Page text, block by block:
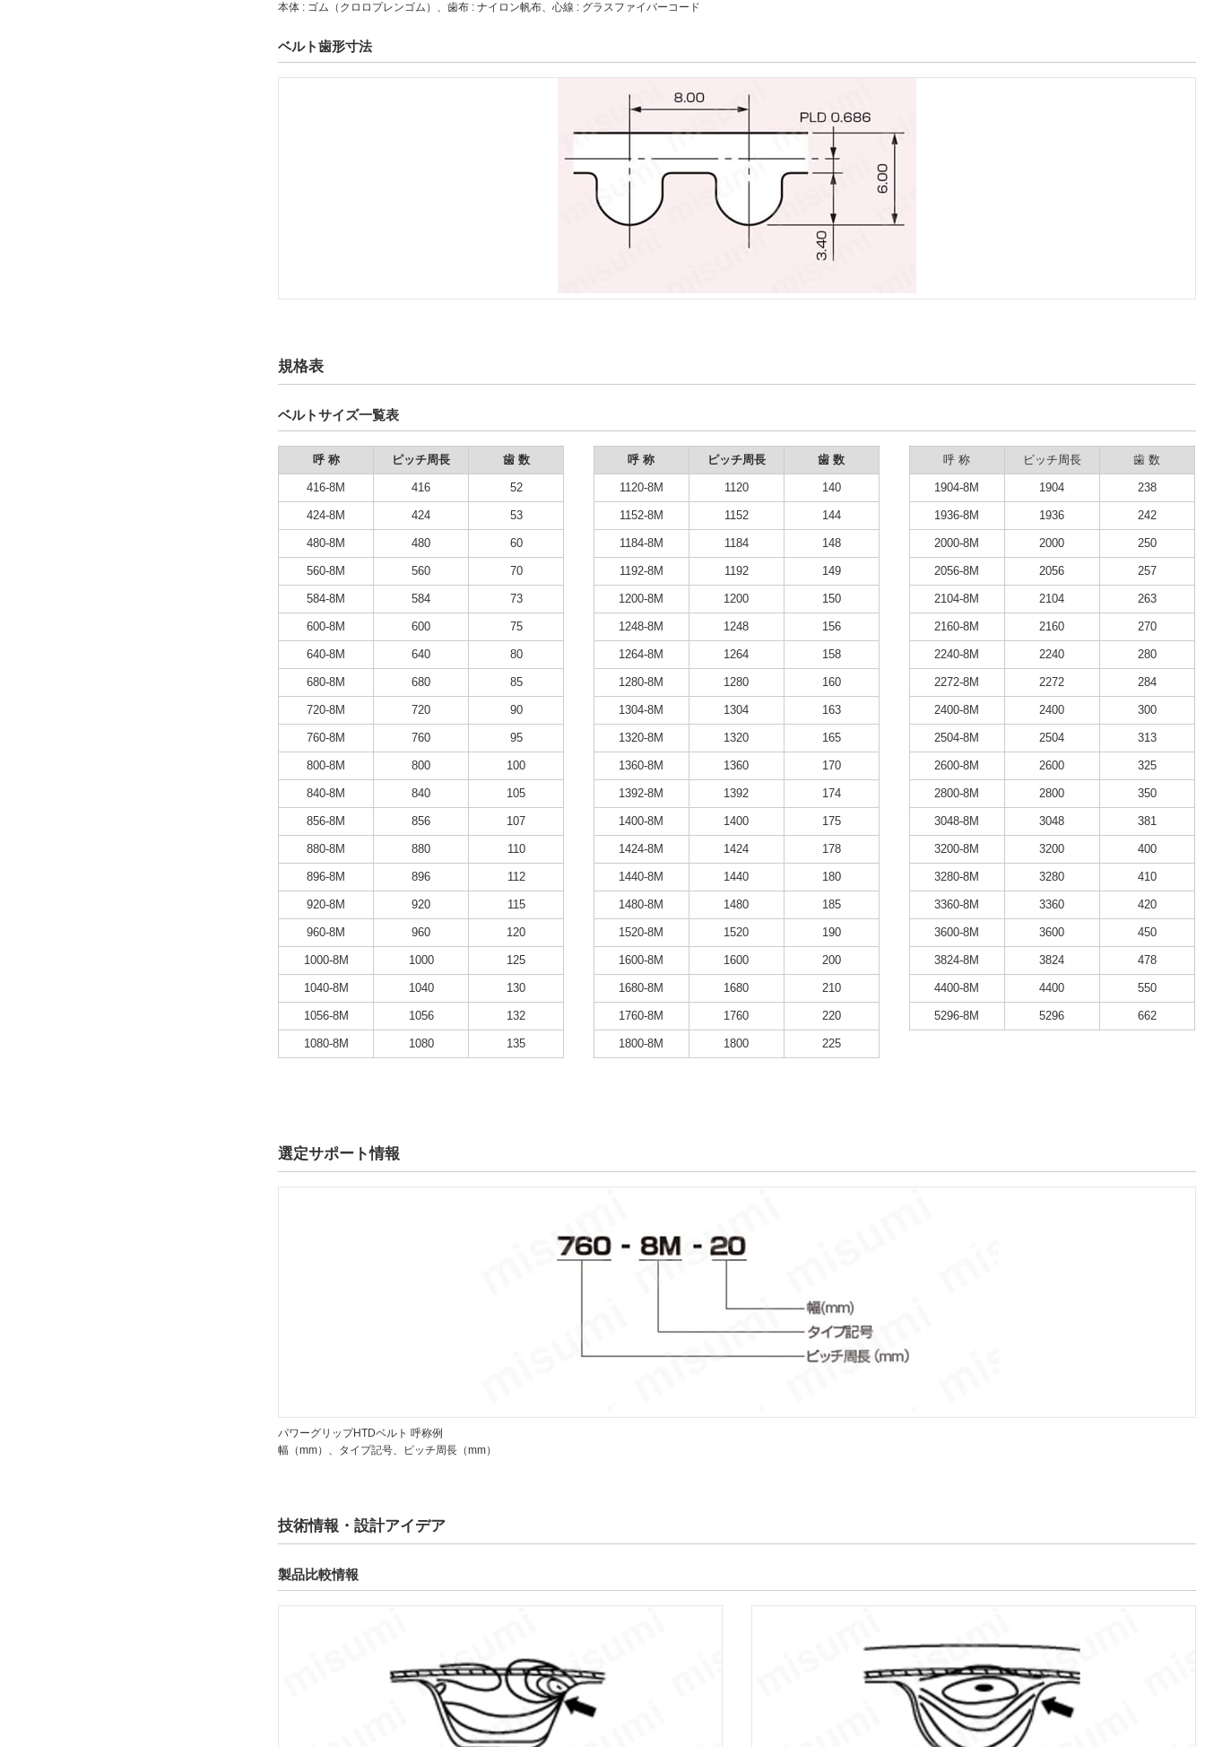
本体 : ゴム（クロロプレンゴム）、歯布 : ナイロン帆布、心線 : グラスファイバーコード
ベルト歯形寸法
規格表
ベルトサイズ一覧表
呼 称 ピッチ周長 歯 数
416-8M 416 52
424-8M 424 53
480-8M 480 60
560-8M 560 70
584-8M 584 73
600-8M 600 75
640-8M 640 80
680-8M 680 85
720-8M 720 90
760-8M 760 95
800-8M 800 100
840-8M 840 105
856-8M 856 107
880-8M 880 110
896-8M 896 112
920-8M 920 115
960-8M 960 120
1000-8M 1000 125
1040-8M 1040 130
1056-8M 1056 132
1080-8M 1080 135
呼 称 ピッチ周長 歯 数
1120-8M 1120 140
1152-8M 1152 144
1184-8M 1184 148
1192-8M 1192 149
1200-8M 1200 150
1248-8M 1248 156
1264-8M 1264 158
1280-8M 1280 160
1304-8M 1304 163
1320-8M 1320 165
1360-8M 1360 170
1392-8M 1392 174
1400-8M 1400 175
1424-8M 1424 178
1440-8M 1440 180
1480-8M 1480 185
1520-8M 1520 190
1600-8M 1600 200
1680-8M 1680 210
1760-8M 1760 220
1800-8M 1800 225
呼 称 ピッチ周長 歯 数
1904-8M 1904 238
1936-8M 1936 242
2000-8M 2000 250
2056-8M 2056 257
2104-8M 2104 263
2160-8M 2160 270
2240-8M 2240 280
2272-8M 2272 284
2400-8M 2400 300
2504-8M 2504 313
2600-8M 2600 325
2800-8M 2800 350
3048-8M 3048 381
3200-8M 3200 400
3280-8M 3280 410
3360-8M 3360 420
3600-8M 3600 450
3824-8M 3824 478
4400-8M 4400 550
5296-8M 5296 662
選定サポート情報
パワーグリップHTDベルト 呼称例
幅（mm）、タイプ記号、ピッチ周長（mm）
技術情報・設計アイデア
製品比較情報